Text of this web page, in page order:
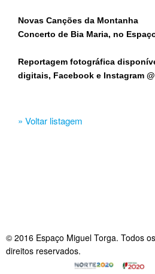
Novas Canções da Montanha
Concerto de Bia Maria, no
Reportagem fotográfica
digitais, Facebook e Instagram
» Voltar listagem
© 2016 Espaço Miguel Torga. Todos os
direitos reservados.